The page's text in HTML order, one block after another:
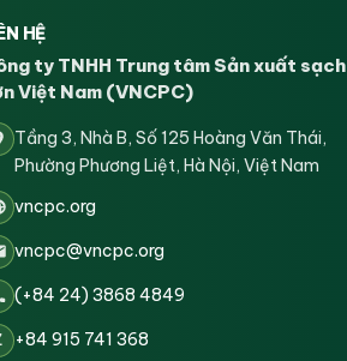
HỆ
ty TNHH Trung tâm Sản xuất sạch
Việt Nam (VNCPC)
Tầng 3, Nhà B, Số 125 Hoàng Văn Thái,
Phường Phương Liệt, Hà Nội, Việt Nam
vncpc.org
vncpc@vncpc.org
(+84 24) 3868 4849
+84 915 741 368